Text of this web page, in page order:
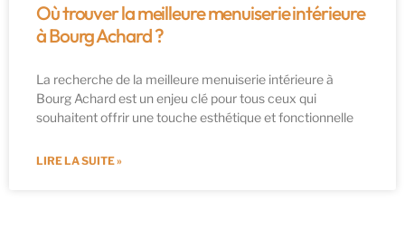
Où trouver la meilleure menuiserie intérieure
à Bourg Achard ?
La recherche de la meilleure menuiserie intérieure à
Bourg Achard est un enjeu clé pour tous ceux qui
souhaitent offrir une touche esthétique et fonctionnelle
LIRE LA SUITE »